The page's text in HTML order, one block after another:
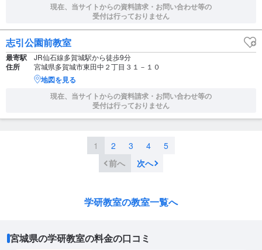
現在、当サイトからの資料請求・お問い合わせ等の
受付は行っておりません
志引公園前教室
最寄駅 JR仙石線多賀城駅から徒歩9分
住所 宮城県多賀城市東田中２丁目３１－１０
地図を見る
現在、当サイトからの資料請求・お問い合わせ等の
受付は行っておりません
1 2 3 4
5
前へ
次へ
学研教室の教室一覧へ
宮城県の学研教室の料金の口コミ